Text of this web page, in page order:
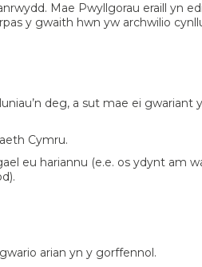
Mae Pwyllgorau eraill yn
y gwaith hwn yw archwilio
deg, a sut mae ei gwariant
Cymru.
eu hariannu (e.e. os ydynt am
arian yn y gorffennol.